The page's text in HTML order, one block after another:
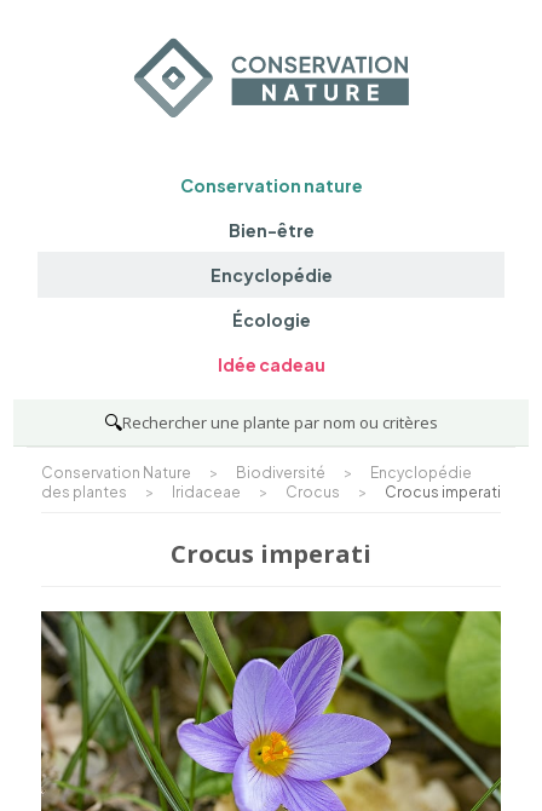
Conservation nature
Bien-être
Encyclopédie
Écologie
Idée cadeau
🔍Rechercher une plante par nom ou critères
Conservation Nature > Biodiversité >
Encyclopédie
des plantes
> Iridaceae > Crocus > Crocus imperati
Crocus imperati